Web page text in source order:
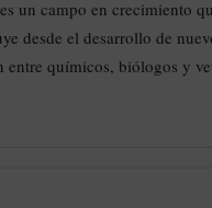
un campo en crecimiento
desde el desarrollo de
químicos, biólogos y